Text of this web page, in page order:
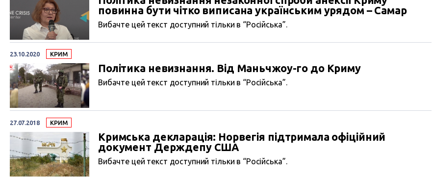
повинна бути чітко виписана українським урядом – Самар
Вибачте цей текст доступний тільки в “Російська”.
23.10.2020 КРИМ
Політика невизнання. Від Маньчжоу-го до Криму
Вибачте цей текст доступний тільки в “Російська”.
27.07.2018 КРИМ
Кримська декларація: Норвегія підтримала офіційний
документ Держдепу США
Вибачте цей текст доступний тільки в “Російська”.